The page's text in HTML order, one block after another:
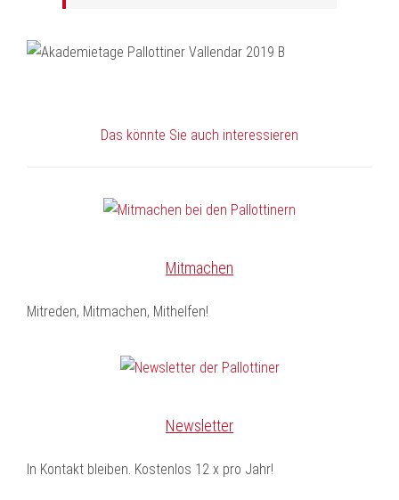
Das könnte Sie auch interessieren
Mitmachen
Mitreden, Mitmachen, Mithelfen!
Newsletter
In Kontakt bleiben. Kostenlos 12 x pro Jahr!